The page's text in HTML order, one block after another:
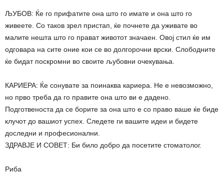
ЉУБОВ: Ќе го прифатите она што го имате и она што го
живеете. Со таков зрел пристап, ќе почнете да уживате во
малите нешта што го прават животот значаен. Овој стил ќе им
одговара на сите оние кои се во долгорочни врски. Слободните
ќе бидат поскромни во своите љубовни очекувања.
КАРИЕРА: Ќе сонувате за поинаква кариера. Не е невозможно,
но прво треба да го правите она што ви е дадено.
Подготвеноста да се борите за она што е со право ваше ќе биде
клучот до вашиот успех. Следете ги вашите идеи и бидете
доследни и професионални.
ЗДРАВЈЕ И СОВЕТ: Би било добро да посетите стоматолог.
Риба